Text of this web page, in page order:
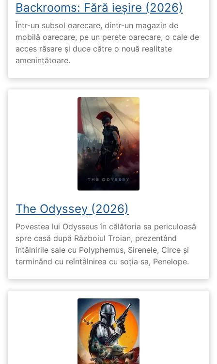
Backrooms: Fără ieșire (2026)
Într-un subsol oarecare, dintr-un magazin de
mobilă oarecare, pe un perete oarecare, o cale de
acces răsare și duce către o nouă realitate
amenințătoare.
The Odyssey (2026)
Povestea lui Odysseus în călătoria sa periculoasă
spre casă după Războiul Troian, prezentând
întâlnirile sale cu Polyphemus, Sirenele, Circe și
terminând cu reîntâlnirea cu soția sa, Penelope.